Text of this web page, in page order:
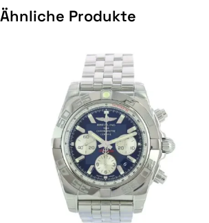
Ähnliche Produkte